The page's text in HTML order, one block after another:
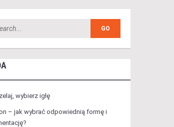
wybierz igłę
– jak wybrać odpowiednią formę i